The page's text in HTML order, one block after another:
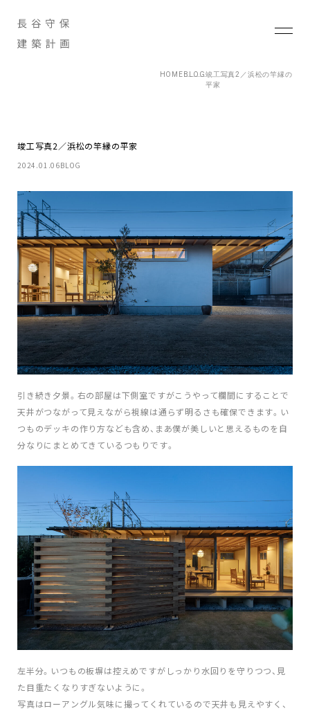
竣工写真2／浜松の竿縁の平家
2024.01.06BLOG
引き続き夕景。右の部屋は下側室ですがこうやって欄間にすることで
天井がつながって見えながら視線は通らず明るさも確保できます。い
つものデッキの作り方なども含め、まあ僕が美しいと思えるものを自
分なりにまとめてきているつもりです。
左半分。いつもの板塀は控えめですがしっかり水回りを守りつつ、見
た目重たくなりすぎないように。
写真はローアングル気味に撮ってくれているので天井も見えやすく、
HOME BLOG竣工写真2／浜松の竿縁の
平家